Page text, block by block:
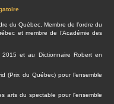
du Québec, Membre de l’ordre du
et membre de l’Académie des
et au Dictionnaire Robert en
(Prix du Québec) pour l’ensemble
arts du spectable pour l'ensemble